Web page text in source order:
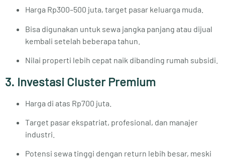
Harga Rp300–500 juta, target pasar keluarga muda.
Bisa digunakan untuk sewa jangka panjang atau dijual
kembali setelah beberapa tahun.
Nilai properti lebih cepat naik dibanding rumah subsidi.
3. Investasi Cluster Premium
Harga di atas Rp700 juta.
Target pasar ekspatriat, profesional, dan manajer
industri.
Potensi sewa tinggi dengan return lebih besar, meski